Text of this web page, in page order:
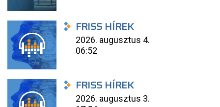
FRISS HÍREK
2026. augusztus 4.
06:52
FRISS HÍREK
2026. augusztus 3.